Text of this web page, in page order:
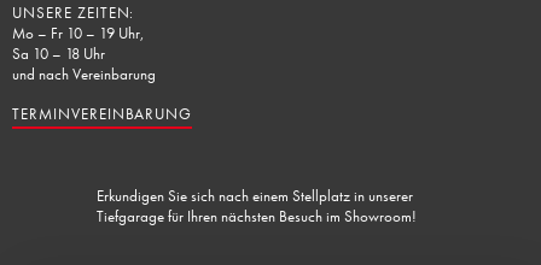
UNSERE ZEITEN:
Mo – Fr 10 – 19 Uhr,
Sa 10 – 18 Uhr
und nach Vereinbarung
TERMINVEREINBARUNG
Erkundigen Sie sich nach einem Stellplatz in unserer
Tiefgarage für Ihren nächsten Besuch im Showroom!